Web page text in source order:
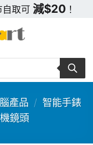
自取可 減$20 ！
產品 / 智能手錶
鏡頭